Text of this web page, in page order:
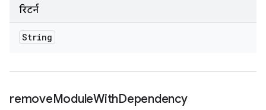
रिटर्न
String
removeModuleWithDependency